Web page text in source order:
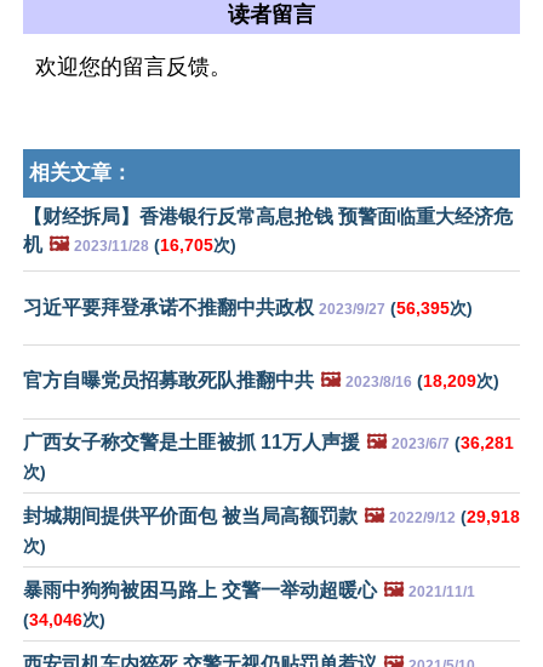
读者留言
欢迎您的留言反馈。
相关文章：
【财经拆局】香港银行反常高息抢钱 预警面临重大经济危
机 🖼️ 2023/11/28 (16,705次)
习近平要拜登承诺不推翻中共政权 2023/9/27 (56,395次)
官方自曝党员招募敢死队推翻中共 🖼️ 2023/8/16 (18,209次)
广西女子称交警是土匪被抓 11万人声援 🖼️ 2023/6/7 (36,281
次)
封城期间提供平价面包 被当局高额罚款 🖼️ 2022/9/12 (29,918
次)
暴雨中狗狗被困马路上 交警一举动超暖心 🖼️ 2021/11/1
(34,046次)